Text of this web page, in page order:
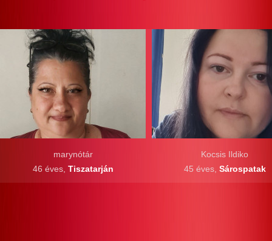
marynótár
46 éves, Tiszatarján
Kocsis Ildiko
45 éves, Sárospatak